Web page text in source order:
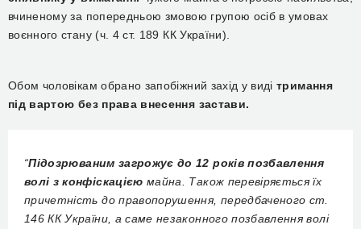
вчиненому за попередньою змовою групою осіб в умовах
воєнного стану (ч. 4 ст. 189 КК України).
Обом чоловікам обрано запобіжний захід у виді тримання
під вартою без права внесення застави.
“Підозрюваним загрожує до 12 років позбавлення
волі з конфіскацією майна. Також перевіряється їх
причетність до правопорушення, передбаченого ст.
146 КК України, а саме незаконного позбавлення волі